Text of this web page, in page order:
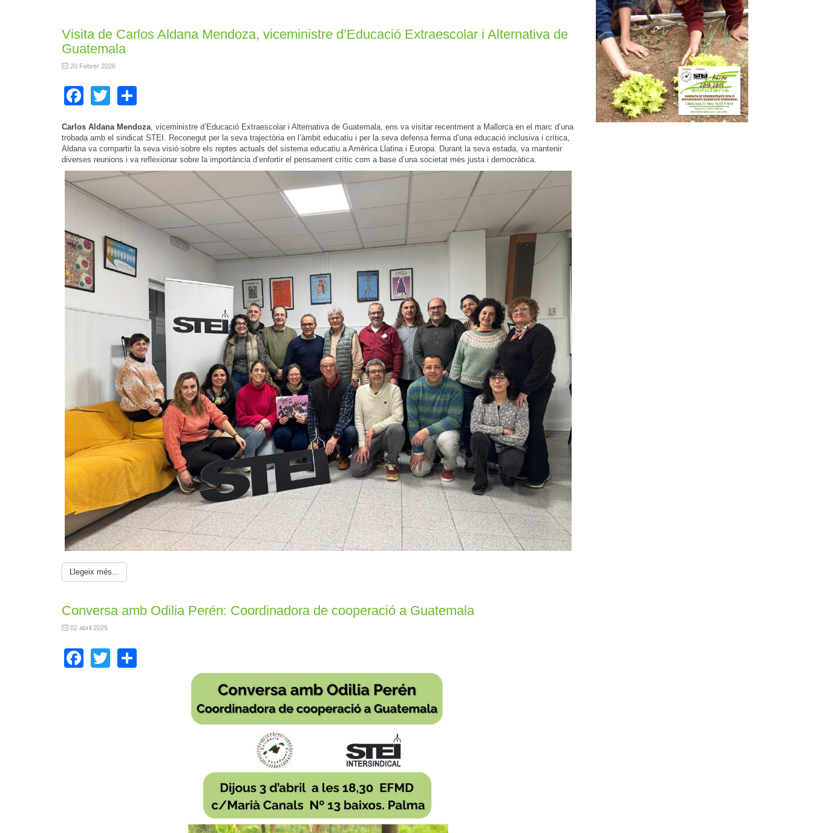
Visita de Carlos Aldana Mendoza, viceministre d’Educació Extraescolar i Alternativa de
Guatemala
20 Febrer 2026
Facebook
Twitter
Carlos Aldana Mendoza, viceministre d’Educació Extraescolar i Alternativa de Guatemala, ens va visitar recentment a Mallorca en el marc d’una
trobada amb el sindicat STEI. Reconegut per la seva trajectòria en l’àmbit educatiu i per la seva defensa ferma d’una educació inclusiva i crítica,
Aldana va compartir la seva visió sobre els reptes actuals del sistema educatiu a Amèrica Llatina i Europa. Durant la seva estada, va mantenir
diverses reunions i va reflexionar sobre la importància d’enfortir el pensament crític com a base d’una societat més justa i democràtica.
Llegeix més...
Conversa amb Odilia Perén: Coordinadora de cooperació a Guatemala
02 abril 2025
Facebook
Twitter